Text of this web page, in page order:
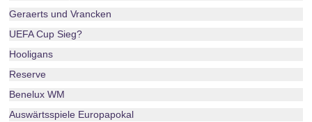
Geraerts und Vrancken
UEFA Cup Sieg?
Hooligans
Reserve
Benelux WM
Auswärtsspiele Europapokal